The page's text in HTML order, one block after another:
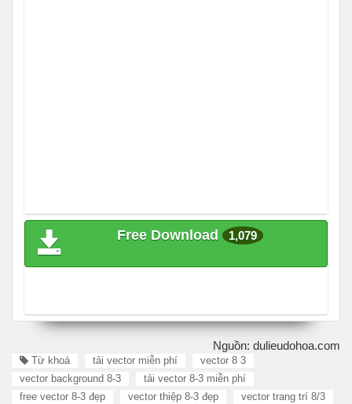
Free Download 1,079
Nguồn: dulieudohoa.com
Từ khoá tải vector miễn phí
vector 8 3
vector background 8-3
tải vector 8-3 miễn phí
free vector 8-3 đẹp
vector thiệp 8-3 đẹp vector trang trí 8/3